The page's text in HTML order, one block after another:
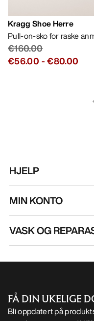
Kragg Shoe Herre
Pull-on-sko for raske
€160.00
€56.00 -€80.00
HJELP
MIN KONTO
VASK OG
FÅ DIN UKELIGE
Bli oppdatert på